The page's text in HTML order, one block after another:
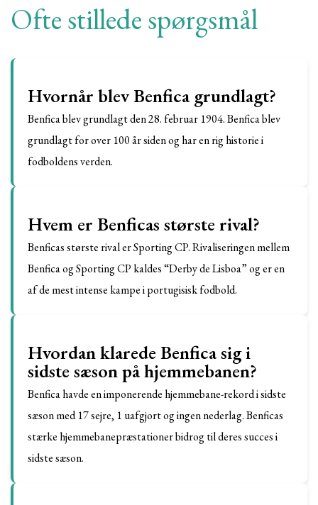
Ofte stillede spørgsmål
Hvornår blev Benfica grundlagt?
Benfica blev grundlagt den 28. februar 1904. Benfica blev
grundlagt for over 100 år siden og har en rig historie i
fodboldens verden.
Hvem er Benficas største rival?
Benficas største rival er Sporting CP. Rivaliseringen mellem
Benfica og Sporting CP kaldes “Derby de Lisboa” og er en
af de mest intense kampe i portugisisk fodbold.
Hvordan klarede Benfica sig i
sidste sæson på hjemmebanen?
Benfica havde en imponerende hjemmebane-rekord i sidste
sæson med 17 sejre, 1 uafgjort og ingen nederlag. Benficas
stærke hjemmebanepræstationer bidrog til deres succes i
sidste sæson.